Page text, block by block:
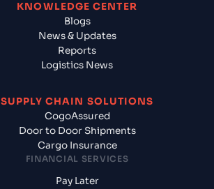
KNOWLEDGE CENTER
Blogs
News & Updates
Reports
Logistics News
SUPPLY CHAIN SOLUTIONS
CogoAssured
Door to Door Shipments
Cargo Insurance
FINANCIAL SERVICES
Pay Later